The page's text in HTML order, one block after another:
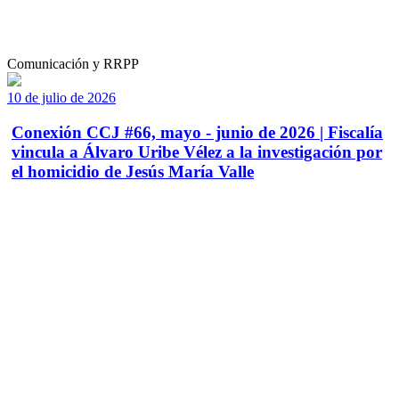
Comunicación y RRPP
10 de julio de 2026
Conexión CCJ #66, mayo - junio de 2026 | Fiscalía
vincula a Álvaro Uribe Vélez a la investigación por
el homicidio de Jesús María Valle